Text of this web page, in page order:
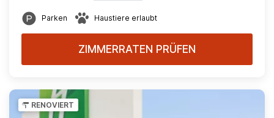
Parken Haustiere erlaubt
ZIMMERRATEN PRÜFEN
RENOVIERT